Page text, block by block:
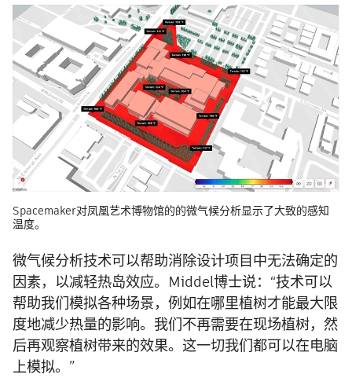
Spacemaker对凤凰艺术博物馆的的微气候分析显示了大致的感知
温度。
微气候分析技术可以帮助消除设计项目中无法确定的
因素，以减轻热岛效应。Middel博士说：“技术可以
帮助我们模拟各种场景，例如在哪里植树才能最大限
度地减少热量的影响。我们不再需要在现场植树，然
后再观察植树带来的效果。这一切我们都可以在电脑
上模拟。”